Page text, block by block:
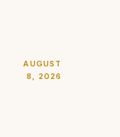
AUGUST
8, 2026